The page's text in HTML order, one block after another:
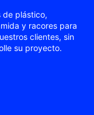
de plástico,
y racores para
clientes, sin
su proyecto.